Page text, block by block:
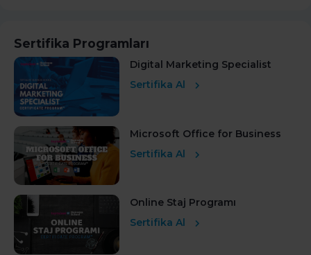
Sertifika Programları
Digital Marketing Specialist
Sertifika Al
Microsoft Office for Business
Sertifika Al
Online Staj Programı
Sertifika Al